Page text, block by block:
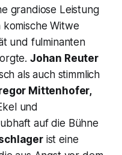
grandiose Leistung
komische Witwe
und fulminanten
Johan Reuter
als auch stimmlich
Mittenhofer,
und
auf die Bühne
ist eine